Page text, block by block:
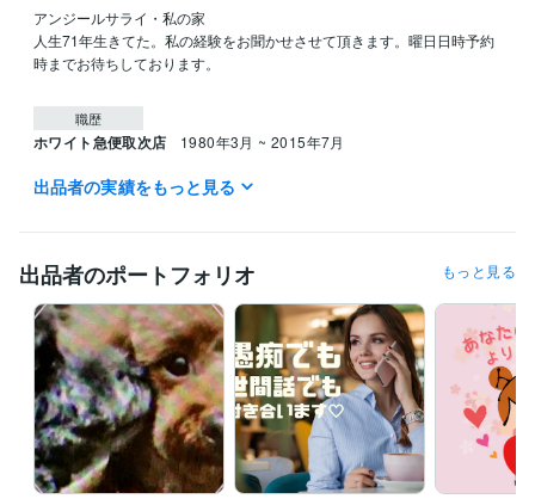
アンジールサライ・私の家
人生71年生きてた。私の経験をお聞かせさせて頂きます。曜日日時予約
時までお待ちしております。
職歴
ホワイト急便取次店 1980年3月 ~ 2015年7月
得意分野
出品者の実績をもっと見る
出品者のポートフォリオ もっと見る